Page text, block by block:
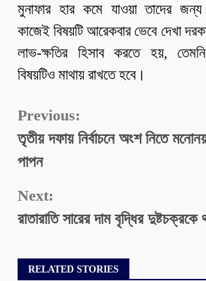
মুনাফার হার কমে যাওয়া তাদের
কাজেই বিষয়টি আরেকবার ভেবে দেখা
লাভ-ক্ষতির হিসাব করতে হয়,
বিষয়টিও মাথায় রাখতে হবে।
Continue
Reading
Previous:
তৃতীয় দফায় নির্বাচনে অংশ নিতে
পাপন
Next:
রাতারাতি সারের দাম বৃদ্ধির দুষ্টচক্রকে
RELATED STORIES